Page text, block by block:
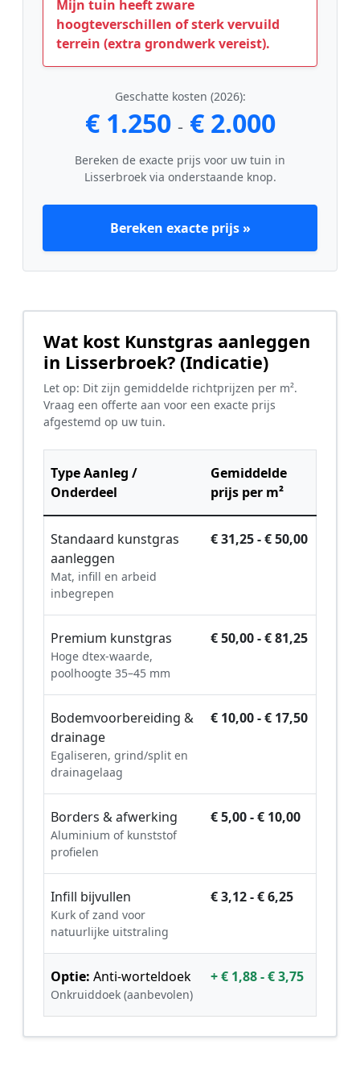
Mijn tuin heeft zware
hoogteverschillen of sterk vervuild
terrein (extra grondwerk vereist).
Geschatte kosten (2026):
€ 1.250 - € 2.000
Bereken de exacte prijs voor uw tuin in
Lisserbroek via onderstaande knop.
Bereken exacte prijs »
Wat kost Kunstgras aanleggen
in Lisserbroek? (Indicatie)
Let op: Dit zijn gemiddelde richtprijzen per m².
Vraag een offerte aan voor een exacte prijs
afgestemd op uw tuin.
Type Aanleg /
Onderdeel
Gemiddelde
prijs per m²
Standaard kunstgras
aanleggen
Mat, infill en arbeid
inbegrepen
€ 31,25 - € 50,00
Premium kunstgras
Hoge dtex-waarde,
poolhoogte 35–45 mm
€ 50,00 - € 81,25
Bodemvoorbereiding &
drainage
Egaliseren, grind/split en
drainagelaag
€ 10,00 - € 17,50
Borders & afwerking
Aluminium of kunststof
profielen
€ 5,00 - € 10,00
Infill bijvullen
Kurk of zand voor
natuurlijke uitstraling
€ 3,12 - € 6,25
Optie: Anti-worteldoek
Onkruiddoek (aanbevolen)
+ € 1,88 - € 3,75